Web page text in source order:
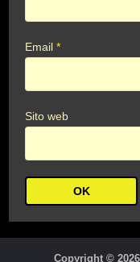
Email*
Sito web
Copyright ©